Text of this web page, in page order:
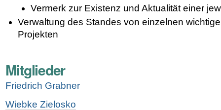
Vermerk zur Existenz und Aktualität einer
Verwaltung des Standes von einzelnen
Projekten
Mitglieder
Friedrich Grabner
Wiebke Zielosko